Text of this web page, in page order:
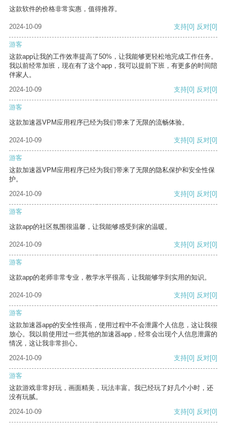
这款软件的价格非常实惠，值得推荐。
2024-10-09 支持[0] 反对[0]
游客
这款app让我的工作效率提高了50%，让我能够更轻松地完成工作任务。
我以前经常加班，现在有了这个app，我可以提前下班，有更多的时间陪
伴家人。
2024-10-09
支持[0] 反对[0]
游客
这款加速器VPM应用程序已经为我们带来了无限的流畅体验。
2024-10-09 支持[0] 反对[0]
游客
这款加速器VPM应用程序已经为我们带来了无限的隐私保护和安全性保
护。
2024-10-09
支持[0] 反对[0]
游客
这款app的社区氛围很温馨，让我能够感受到家的温暖。
2024-10-09 支持[0] 反对[0]
游客
这款app的老师非常专业，教学水平很高，让我能够学到实用的知识。
2024-10-09 支持[0] 反对[0]
游客
这款加速器app的安全性很高，使用过程中不会泄露个人信息，这让我很
放心。我以前使用过一些其他的加速器app，经常会出现个人信息泄露的
情况，这让我非常担心。
2024-10-09
支持[0] 反对[0]
游客
这款游戏非常好玩，画面精美，玩法丰富。我已经玩了好几个小时，还
没有玩腻。
2024-10-09
支持[0] 反对[0]